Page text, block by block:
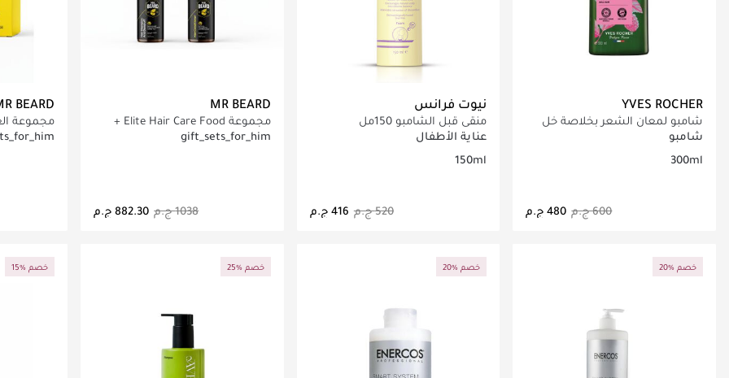
YVES ROCHER
شامبو لمعان الشعر بخلاصة خل
التوت 300مل - خالي من السولفات
شامبو
300ml
⁦600⁩ ج.م
نيوت فرانس
منقى قبل الشامبو 150مل
عناية الأطفال
150ml
⁦520⁩ ج.م
MR BEARD
مجموعة Elite Hair Care Food +
شامبو الشعر + بلسم الشعر
gift_sets_for_him
⁦1038⁩ ج.م
BEARD
مجموعة
وبلسم
20% خصم 20% خصم 25% خصم 15% خصم